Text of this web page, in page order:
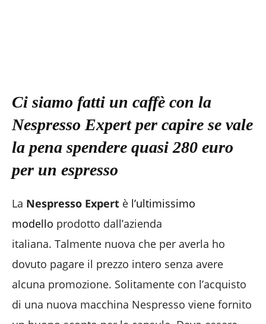
Ci siamo fatti un caffè con la
Nespresso Expert per capire se vale
la pena spendere quasi 280 euro
per un espresso
La Nespresso Expert è l’ultimissimo
modello prodotto dall’azienda
italiana. Talmente nuova che per averla ho
dovuto pagare il prezzo intero senza avere
alcuna promozione. Solitamente con l’acquisto
di una nuova macchina Nespresso viene fornito